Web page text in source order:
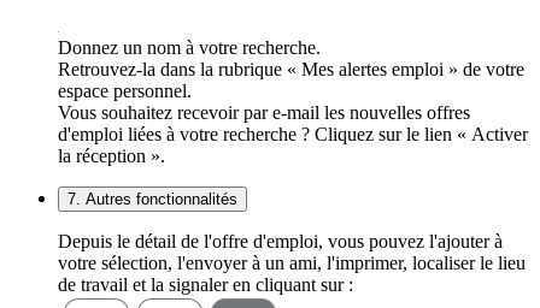
Donnez un nom à votre recherche.
Retrouvez-la dans la rubrique « Mes alertes emploi » de votre
espace personnel.
Vous souhaitez recevoir par e-mail les nouvelles offres
d'emploi liées à votre recherche ? Cliquez sur le lien « Activer
la réception ».
7. Autres fonctionnalités
Depuis le détail de l'offre d'emploi, vous pouvez l'ajouter à
votre sélection, l'envoyer à un ami, l'imprimer, localiser le lieu
de travail et la signaler en cliquant sur :